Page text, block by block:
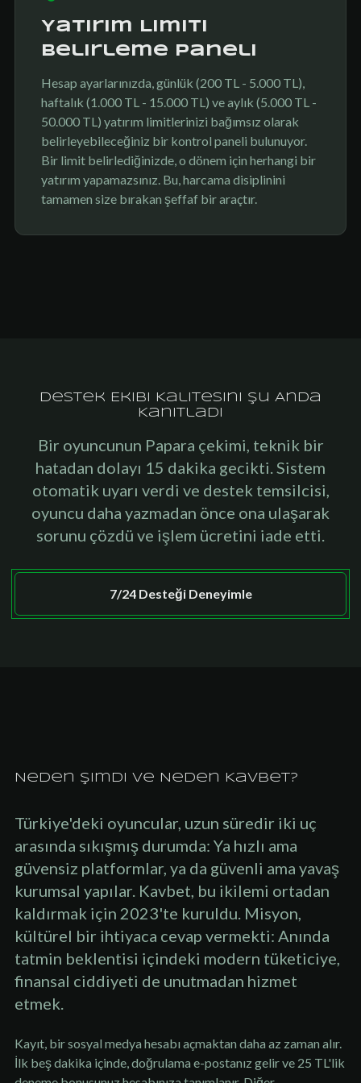
Yatırım Limiti
Belirleme Paneli
Hesap ayarlarınızda, günlük (200 TL - 5.000 TL),
haftalık (1.000 TL - 15.000 TL) ve aylık (5.000 TL -
50.000 TL) yatırım limitlerinizi bağımsız olarak
belirleyebileceğiniz bir kontrol paneli bulunuyor.
Bir limit belirlediğinizde, o dönem için herhangi bir
yatırım yapamazsınız. Bu, harcama disiplinini
tamamen size bırakan şeffaf bir araçtır.
Destek Ekibi Kalitesini Şu Anda
Kanıtladı
Bir oyuncunun Papara çekimi, teknik bir
hatadan dolayı 15 dakika gecikti. Sistem
otomatik uyarı verdi ve destek temsilcisi,
oyuncu daha yazmadan önce ona ulaşarak
sorunu çözdü ve işlem ücretini iade etti.
7/24 Desteği Deneyimle
Neden Şimdi ve Neden Kavbet?
Türkiye'deki oyuncular, uzun süredir iki uç
arasında sıkışmış durumda: Ya hızlı ama
güvensiz platformlar, ya da güvenli ama yavaş
kurumsal yapılar. Kavbet, bu ikilemi ortadan
kaldırmak için 2023'te kuruldu. Misyon,
kültürel bir ihtiyaca cevap vermekti: Anında
tatmin beklentisi içindeki modern tüketiciye,
finansal ciddiyeti de unutmadan hizmet
etmek.
Kayıt, bir sosyal medya hesabı açmaktan daha az zaman alır.
İlk beş dakika içinde, doğrulama e-postanız gelir ve 25 TL'lik